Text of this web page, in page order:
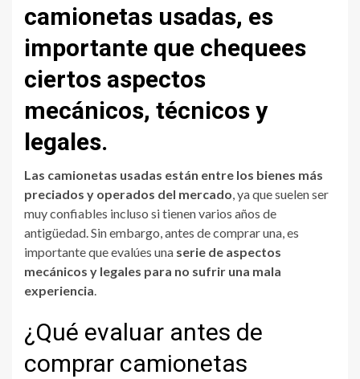
camionetas usadas, es
importante que chequees
ciertos aspectos
mecánicos, técnicos y
legales.
Las camionetas usadas están entre los bienes más
preciados y operados del mercado , ya que suelen ser
muy confiables incluso si tienen varios años de
antigüedad. Sin embargo, antes de comprar una, es
importante que evalúes una serie de aspectos
mecánicos y legales para no sufrir una mala
experiencia
¿Qué evaluar antes de
comprar camionetas